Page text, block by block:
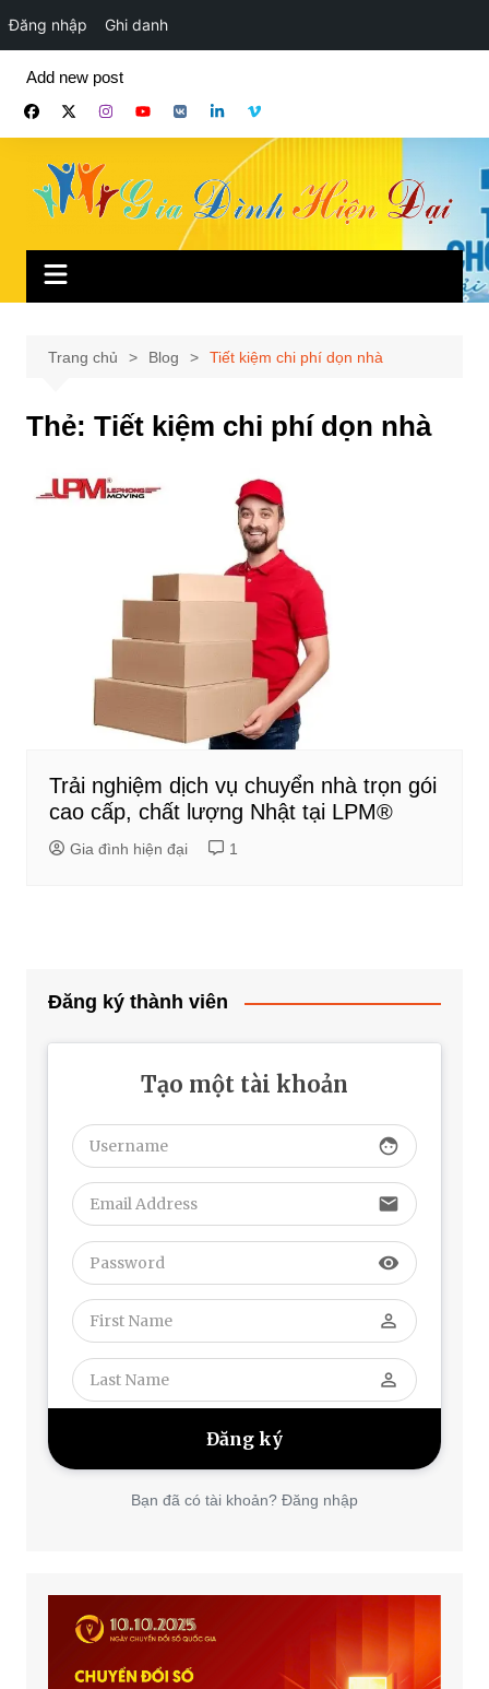
Đăng nhập Ghi danh
phần
Add new post
Trang chủ Blog Tiết kiệm chi phí dọn nhà
Thẻ: Tiết kiệm chi phí dọn nhà
Trải nghiệm dịch vụ chuyển nhà trọn gói
cao cấp, chất lượng Nhật tại LPM®
Gia đình hiện đại 1
Đăng ký thành viên
Tạo một tài khoản
face
email
visibility
perm_identity
perm_identity
Bạn đã có tài khoản? Đăng nhập